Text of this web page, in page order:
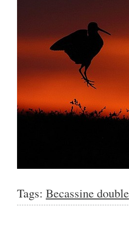
Tags: Becassine double